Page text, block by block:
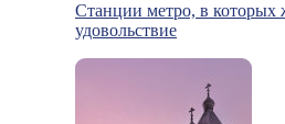
Станции метро, в которых
удовольствие